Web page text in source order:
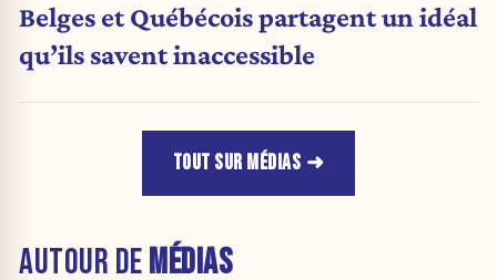
Belges et Québécois partagent un idéal
qu’ils savent inaccessible
TOUT SUR MÉDIAS
AUTOUR DEMÉDIAS